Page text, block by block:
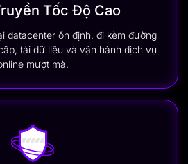
Tốc Độ Cao
datacenter ổn định, đi kèm đường
tải dữ liệu và vận hành dịch vụ
mượt mà.